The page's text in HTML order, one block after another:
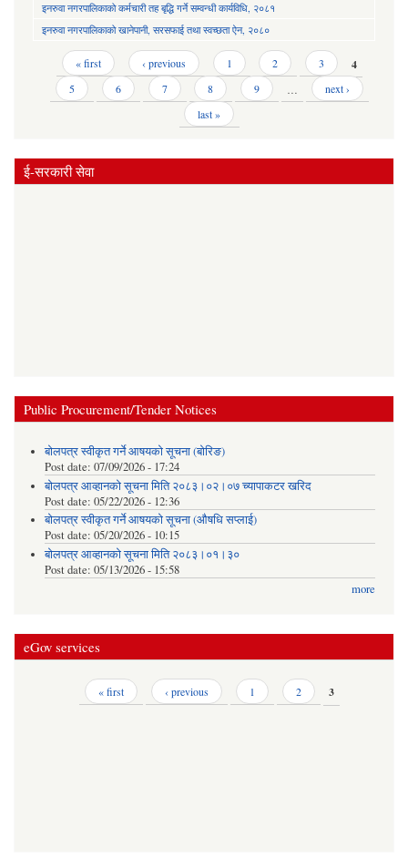
इनरुवा नगरपालिकाको कर्मचारी तह बृद्धि गर्ने सम्वन्धी कार्यविधि, २०८१
इनरुवा नगरपालिकाको खानेपानी, सरसफाई तथा स्वच्छता ऐन, २०८०
Pages « first ‹ previous 1 2 3 4
5 6 7 8 9 …
next ›
last »
ई-सरकारी सेवा
Public Procurement/Tender Notices
बोलपत्र स्वीकृत गर्ने आषयको सूचना (बोरिङ)
Post date: 07/09/2026 - 17:24
बोलपत्र आव्हानको सूचना मिति २०८३।०२।०७ च्यापाकटर खरिद
Post date: 05/22/2026 - 12:36
बोलपत्र स्वीकृत गर्ने आषयको सूचना (औषधि सप्लाई)
Post date: 05/20/2026 - 10:15
बोलपत्र आव्हानको सूचना मिति २०८३।०१।३०
Post date: 05/13/2026 - 15:58
more
eGov services
« first ‹ previous 1 2 3